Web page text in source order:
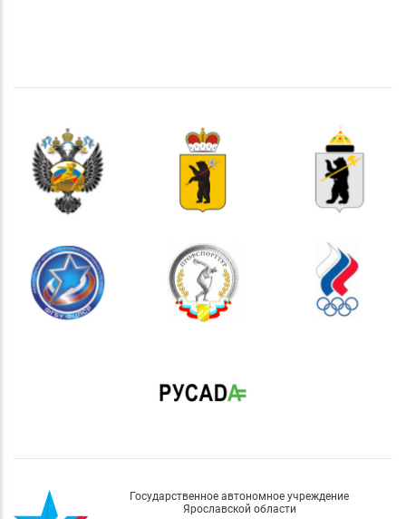
Государственное автономное учреждение
Ярославской области